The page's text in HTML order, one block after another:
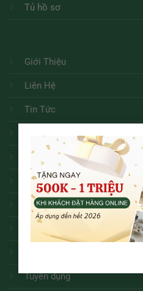
Tủ hồ sơ
Giới Thiệu
Liên Hệ
Tin Tức
Chính Sách Bảo Mật
Chính Sách Đổi Trả
Chính Sách Bảo Hành
Hướng Dẫn Mua Hàng Online
Thanh Toán và Giao Nhận
Tuyển dụng